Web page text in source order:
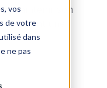
vos
de votre
dans
ne pas
maintenir son
trouvent une